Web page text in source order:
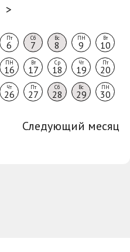
>
Пт
6
Сб
7
Вс
8
ПН
9
Вт
10
ПН
16
Вт
17
Ср
18
Чт
19
Пт
20
Чт
26
Пт
27
Сб
28
Вс
29
ПН
30
Следующий месяц